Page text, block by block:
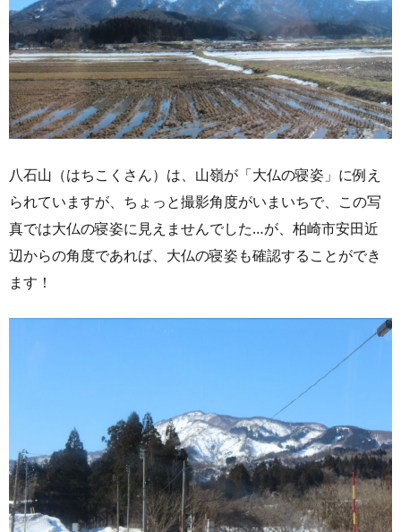
八石山（はちこくさん）は、山嶺が「大仏の寝姿」に例え
られていますが、ちょっと撮影角度がいまいちで、この写
真では大仏の寝姿に見えませんでした…が、柏崎市安田近
辺からの角度であれば、大仏の寝姿も確認することができ
ます！